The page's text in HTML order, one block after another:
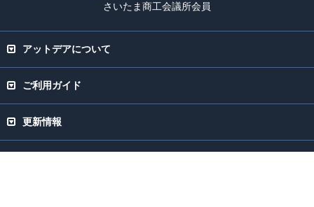
さいたま商工会議所会員
アットデアについて
ご利用ガイド
更新情報